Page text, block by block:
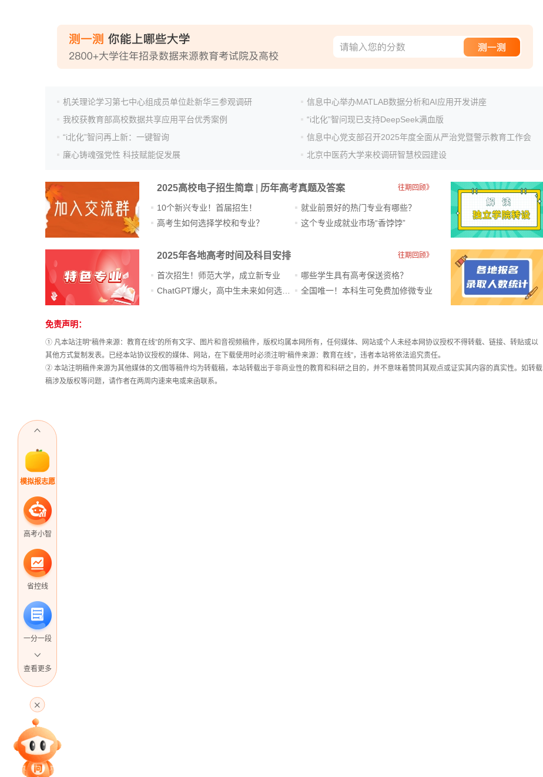
模拟报志愿
高考小智
省控线
一分一段
专家指导课
查看更多
机关理论学习第七中心组成员单位赴新华三参观调研
信息中心举办MATLAB数据分析和AI应用开发讲座
我校获教育部高校数据共享应用平台优秀案例
“i北化”智问现已支持DeepSeek满血版
“i北化”智问再上新：一键智询
信息中心党支部召开2025年度全面从严治党暨警示教育工作会
廉心铸魂强党性 科技赋能促发展
北京中医药大学来校调研智慧校园建设
2025高校电子招生简章 历年高考真题及答案 往期回顾》
10个新兴专业！首届招生！
高考生如何选择学校和专业？
就业前景好的热门专业有哪些？
这个专业成就业市场“香饽饽”​
2025年各地高考时间及科目安排 往期回顾》
首次招生！师范大学，成立新专业
ChatGPT爆火，高中生未来如何选专业？
哪些学生具有高考保送资格？
全国唯一！本科生可免费加修微专业
站
长
统
计
免责声明：
① 凡本站注明“稿件来源：教育在线”的所有文字、图片和音视频稿件，版权均属本网所有，任何媒体、网站或个人未经本网协议授权不得转载、链接、转贴或以
其他方式复制发表。已经本站协议授权的媒体、网站，在下载使用时必须注明“稿件来源：教育在线”，违者本站将依法追究责任。
② 本站注明稿件来源为其他媒体的文/图等稿件均为转载稿，本站转载出于非商业性的教育和科研之目的，并不意味着赞同其观点或证实其内容的真实性。如转载
稿涉及版权等问题，请作者在两周内速来电或来函联系。